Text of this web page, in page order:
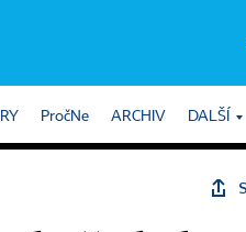
PročNe ARCHIV DALŠÍ